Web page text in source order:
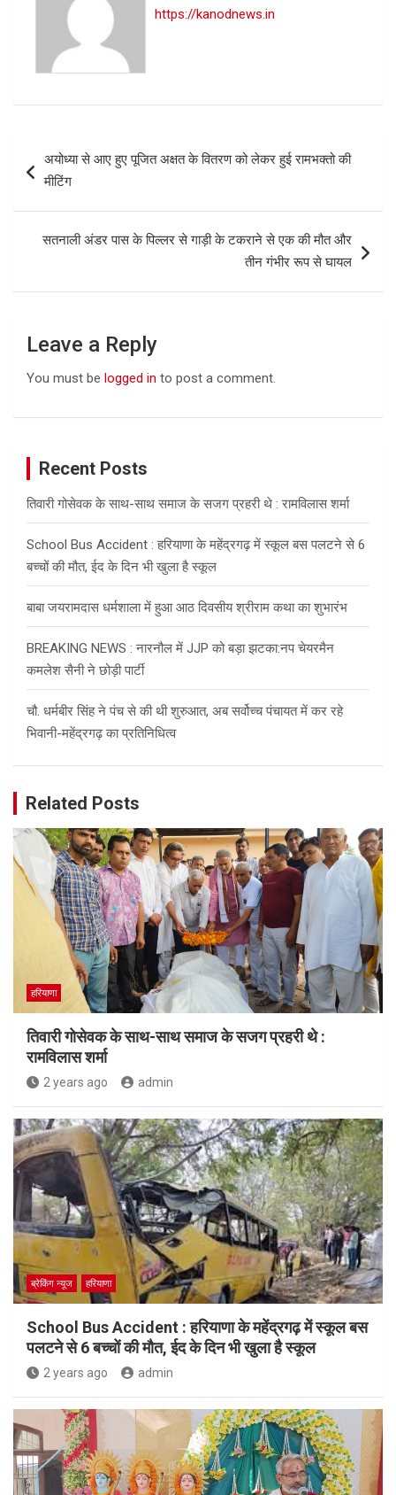
https://kanodnews.in
navigation
अयोध्या से आए हुए पूजित अक्षत के वितरण को लेकर हुई रामभक्तो की
मीटिंग
सतनाली अंडर पास के पिल्लर से गाड़ी के टकराने से एक की मौत और
तीन गंभीर रूप से घायल
Leave a Reply
You must be logged in to post a comment.
Recent Posts
तिवारी गोसेवक के साथ-साथ समाज के सजग प्रहरी थे : रामविलास शर्मा
School Bus Accident : हरियाणा के महेंद्रगढ़ में स्कूल बस पलटने से 6
बच्चों की मौत, ईद के दिन भी खुला है स्कूल
बाबा जयरामदास धर्मशाला में हुआ आठ दिवसीय श्रीराम कथा का शुभारंभ
BREAKING NEWS : नारनौल में JJP को बड़ा झटका:नप चेयरमैन
कमलेश सैनी ने छोड़ी पार्टी
चौ. धर्मबीर सिंह ने पंच से की थी शुरुआत, अब सर्वोच्च पंचायत में कर रहे
भिवानी-महेंद्रगढ़ का प्रतिनिधित्व
Related Posts
हरियाणा
तिवारी गोसेवक के साथ-साथ समाज के सजग प्रहरी थे :
रामविलास शर्मा
2 years ago admin
ब्रेकिंग न्यूज हरियाणा
School Bus Accident : हरियाणा के महेंद्रगढ़ में स्कूल बस
पलटने से 6 बच्चों की मौत, ईद के दिन भी खुला है स्कूल
2 years ago admin